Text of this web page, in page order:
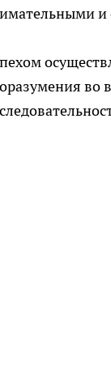
и
во